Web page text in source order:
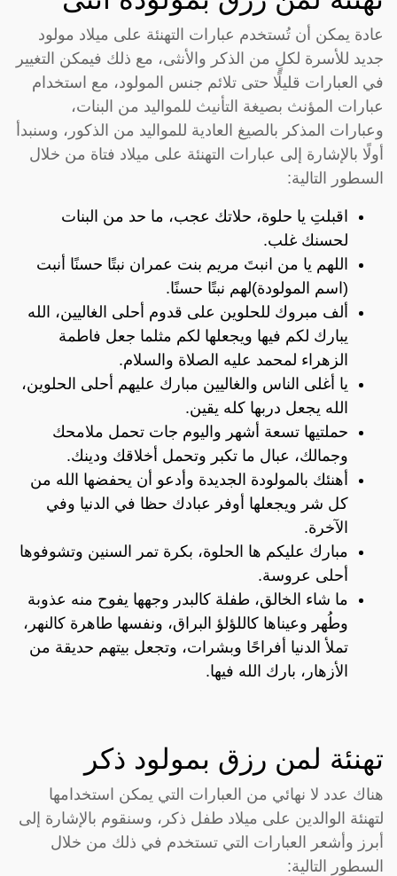
عادة يمكن أن تُستخدم عبارات التهنئة على ميلاد مولود
جديد للأسرة لكلٍ من الذكر والأنثى، مع ذلك فيمكن التغيير
في العبارات قليلًا حتى تلائم جنس المولود، مع استخدام
عبارات المؤنث بصيغة التأنيث للمواليد من البنات،
وعبارات المذكر بالصيغ العادية للمواليد من الذكور، وسنبدأ
أولًا بالإشارة إلى عبارات التهنئة على ميلاد فتاة من خلال
السطور التالية:
اقبلتِ يا حلوة، حلاتك عجب، ما حد من البنات
لحسنك غلب.
اللهم يا من انبتَ مريم بنت عمران نبتًا حسنًا أنبت
(اسم المولودة)لهم نبتًا حسنًا.
ألف مبروك للحلوين على قدوم أحلى الغاليين، الله
يبارك لكم فيها ويجعلها لكم مثلما جعل فاطمة
الزهراء لمحمد عليه الصلاة والسلام.
يا أغلى الناس والغاليين مبارك عليهم أحلى الحلوين،
الله يجعل دربها كله يقين.
حملتيها تسعة أشهر واليوم جات تحمل ملامحك
وجمالك، عبال ما تكبر وتحمل أخلاقك ودينك.
أهنئك بالمولودة الجديدة وأدعو أن يحفضها الله من
كل شر ويجعلها أوفر عبادك حظا في الدنيا وفي
الآخرة.
مبارك عليكم ها الحلوة، بكرة تمر السنين وتشوفوها
أحلى عروسة.
ما شاء الخالق، طفلة كالبدر وجهها يفوح منه عذوبة
وطُهر وعيناها كاللؤلؤ البراق، ونفسها طاهرة كالنهر،
تملأ الدنيا أفراحًا وبشرات، وتجعل بيتهم حديقة من
الأزهار، بارك الله فيها.
تهنئة لمن رزق بمولود ذكر
هناك عدد لا نهائي من العبارات التي يمكن استخدامها
لتهنئة الوالدين على ميلاد طفل ذكر، وسنقوم بالإشارة إلى
أبرز وأشعر العبارات التي تستخدم في ذلك من خلال
السطور التالية: